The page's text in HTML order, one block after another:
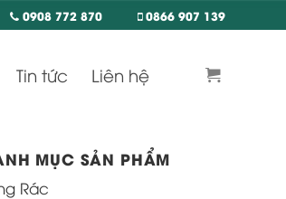
0908 772 870 0866 907 139
Tin tức Liên hệ
MỤC SẢN PHẨM
Rác